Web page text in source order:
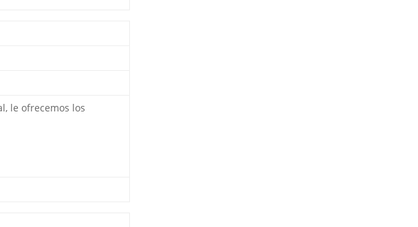
le ofrecemos los